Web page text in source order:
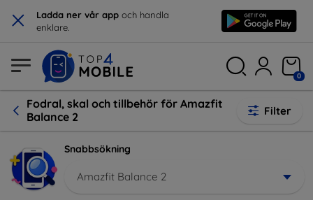
× Ladda ner vår app och handla
enklare.
0
Fodral, skal och tillbehör för Amazfit
Balance 2
Filter
Snabbsökning
Amazfit Balance 2